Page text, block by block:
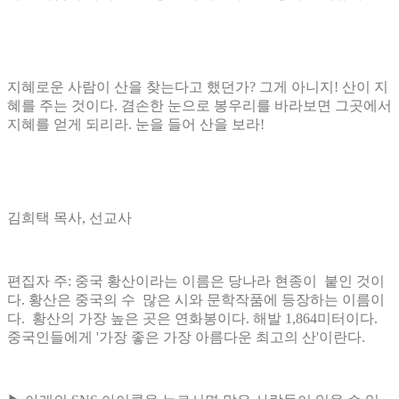
지혜로운 사람이 산을 찾는다고 했던가? 그게 아니지 ! 산이 지
혜를 주는 것이다. 겸손한 눈으로 봉우리를 바라보면 그곳에서
지혜를 얻게 되리라. 눈을 들어 산을 보라!
김희택 목사, 선교사
편집자 주: 중국 황산이라는 이름은 당나라 현종이 붙인 것이
다. 황산은 중국의 수 많은 시와 문학작품에 등장하는 이름이
다. 황산의 가장 높은 곳은 연화봉이다. 해발 1,864미터이다.
중국인들에게 '가장 좋은 가장 아름다운 최고의 산'이란다.